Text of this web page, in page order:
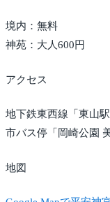
境内：無料
神苑：大人600円
アクセス
地下鉄東西線「東山
市バス停「岡崎公園
地図